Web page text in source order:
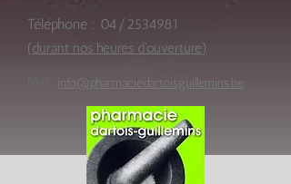
Téléphone : 04/2534981
(durant nos heures d'ouverture)
info@pharmaciedartoisguillemins.be